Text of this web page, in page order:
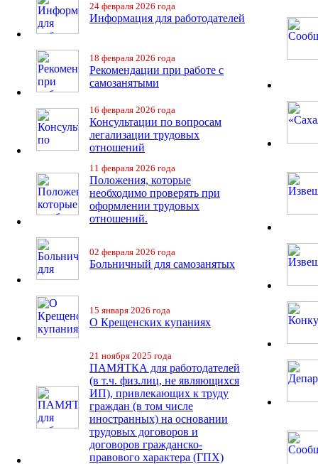
24 февраля 2026 года
Информация для работодателей
18 февраля 2026 года
Рекомендации при работе с
самозанятыми
16 февраля 2026 года
Консультации по вопросам
легализации трудовых
отношений
11 февраля 2026 года
Положения, которые
необходимо проверять при
оформлении трудовых
отношений.
02 февраля 2026 года
Больничный для самозанятых
15 января 2026 года
О Крещенских купаниях
21 ноября 2025 года
ПАМЯТКА для работодателей
(в т.ч. физ.лиц, не являющихся
ИП), привлекающих к труду
граждан (в том числе
иностранных) на основании
трудовых договоров и
договоров гражданско-
правового характера (ГПХ)